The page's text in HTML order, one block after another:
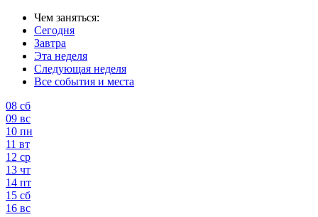
Чем заняться:
Сегодня
Завтра
Эта неделя
Следующая неделя
Все события и места
08 сб
09 вс
10 пн
11 вт
12 ср
13 чт
14 пт
15 сб
16 вс